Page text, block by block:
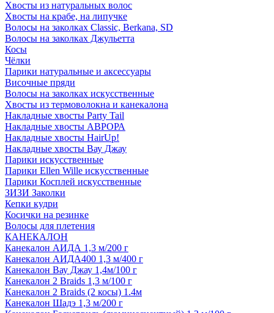
Хвосты из натуральных волос
Хвосты на крабе, на липучке
Волосы на заколках Classic, Berkana, SD
Волосы на заколках Джульетта
Косы
Чёлки
Парики натуральные и аксессуары
Височные пряди
Волосы на заколках искусственные
Хвосты из термоволокна и канекалона
Накладные хвосты Party Tail
Накладные хвосты АВРОРА
Накладные хвосты HairUp!
Накладные хвосты Вау Джау
Парики искусственные
Парики Ellen Wille искусственные
Парики Косплей искусственные
ЗИЗИ Заколки
Кепки кудри
Косички на резинке
Волосы для плетения
КАНЕКАЛОН
Канекалон АИДА 1,3 м/200 г
Канекалон АИДА400 1,3 м/400 г
Канекалон Вау Джау 1,4м/100 г
Канекалон 2 Braids 1,3 м/100 г
Канекалон 2 Braids (2 косы) 1.4м
Канекалон Шадэ 1,3 м/200 г